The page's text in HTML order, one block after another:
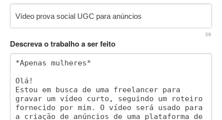
39
Descreva o trabalho a ser feito